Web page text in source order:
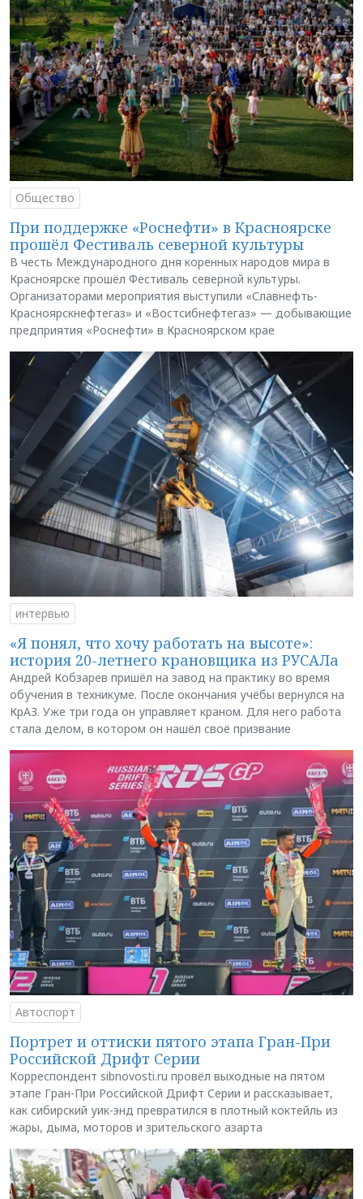
Общество
При поддержке «Роснефти» в Красноярске
прошёл Фестиваль северной культуры
В честь Международного дня коренных народов мира в
Красноярске прошёл Фестиваль северной культуры.
Организаторами мероприятия выступили «Славнефть-
Красноярскнефтегаз» и «Востсибнефтегаз» — добывающие
предприятия «Роснефти» в Красноярском крае
интервью
«Я понял, что хочу работать на высоте»:
история 20-летнего крановщика из РУСАЛа
Андрей Кобзарев пришёл на завод на практику во время
обучения в техникуме. После окончания учёбы вернулся на
КрАЗ. Уже три года он управляет краном. Для него работа
стала делом, в котором он нашёл своё призвание
Автоспорт
Портрет и оттиски пятого этапа Гран-При
Российской Дрифт Серии
Корреспондент sibnovosti.ru провёл выходные на пятом
этапе Гран-При Российской Дрифт Серии и рассказывает,
как сибирский уик-энд превратился в плотный коктейль из
жары, дыма, моторов и зрительского азарта